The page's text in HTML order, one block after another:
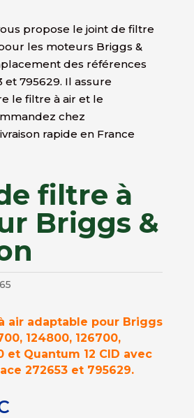
propose le joint de filtre
les moteurs Briggs &
des références
et 795629. Il assure
le filtre à air et le
chez
rapide en France
filtre à
Briggs &
air adaptable pour Briggs
124800, 126700,
et Quantum 12 CID avec
272653 et 795629.